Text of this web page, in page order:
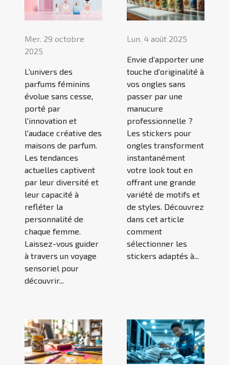
Mer. 29 octobre
2025
L'univers des
parfums féminins
évolue sans cesse,
porté par
l'innovation et
l'audace créative des
maisons de parfum.
Les tendances
actuelles captivent
par leur diversité et
leur capacité à
refléter la
personnalité de
chaque femme.
Laissez-vous guider
à travers un voyage
sensoriel pour
découvrir...
Lun. 4 août 2025
Envie d’apporter une
touche d’originalité à
vos ongles sans
passer par une
manucure
professionnelle ?
Les stickers pour
ongles transforment
instantanément
votre look tout en
offrant une grande
variété de motifs et
de styles. Découvrez
dans cet article
comment
sélectionner les
stickers adaptés à...